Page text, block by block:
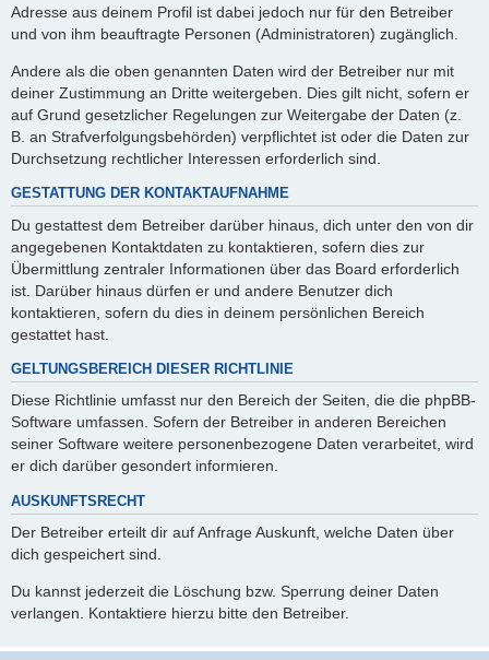
Adresse aus deinem Profil ist dabei jedoch nur für den Betreiber
und von ihm beauftragte Personen (Administratoren) zugänglich.
Andere als die oben genannten Daten wird der Betreiber nur mit
deiner Zustimmung an Dritte weitergeben. Dies gilt nicht, sofern er
auf Grund gesetzlicher Regelungen zur Weitergabe der Daten (z.
B. an Strafverfolgungsbehörden) verpflichtet ist oder die Daten zur
Durchsetzung rechtlicher Interessen erforderlich sind.
GESTATTUNG DER KONTAKTAUFNAHME
Du gestattest dem Betreiber darüber hinaus, dich unter den von dir
angegebenen Kontaktdaten zu kontaktieren, sofern dies zur
Übermittlung zentraler Informationen über das Board erforderlich
ist. Darüber hinaus dürfen er und andere Benutzer dich
kontaktieren, sofern du dies in deinem persönlichen Bereich
gestattet hast.
GELTUNGSBEREICH DIESER RICHTLINIE
Diese Richtlinie umfasst nur den Bereich der Seiten, die die phpBB-
Software umfassen. Sofern der Betreiber in anderen Bereichen
seiner Software weitere personenbezogene Daten verarbeitet, wird
er dich darüber gesondert informieren.
AUSKUNFTSRECHT
Der Betreiber erteilt dir auf Anfrage Auskunft, welche Daten über
dich gespeichert sind.
Du kannst jederzeit die Löschung bzw. Sperrung deiner Daten
verlangen. Kontaktiere hierzu bitte den Betreiber.